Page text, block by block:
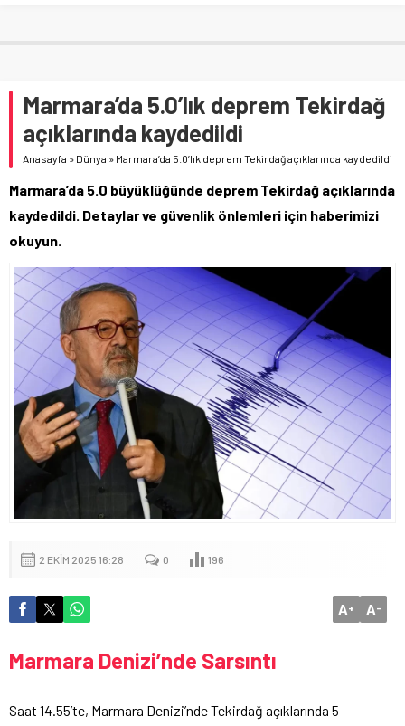
Marmara’da 5.0’lık deprem Tekirdağ
açıklarında kaydedildi
Anasayfa » Dünya » Marmara’da 5.0’lık deprem Tekirdağ açıklarında kaydedildi
Marmara’da 5.0 büyüklüğünde deprem Tekirdağ açıklarında
kaydedildi. Detaylar ve güvenlik önlemleri için haberimizi
okuyun.
2 EKIM 2025 16:28 0 196
A+ A-
Marmara Denizi’nde Sarsıntı
Saat 14.55’te, Marmara Denizi’nde Tekirdağ açıklarında 5